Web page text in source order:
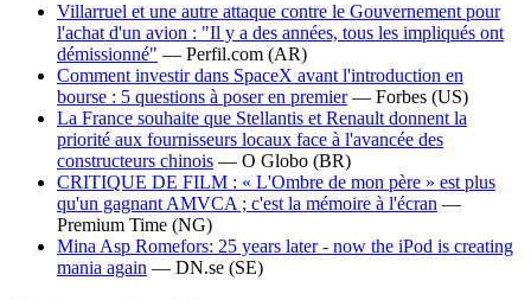
Villarruel et une autre attaque contre le Gouvernement pour
l'achat d'un avion : "Il y a des années, tous les impliqués ont
démissionné" — Perfil.com (AR)
Comment investir dans SpaceX avant l'introduction en
bourse : 5 questions à poser en premier— Forbes (US)
La France souhaite que Stellantis et Renault donnent la
priorité aux fournisseurs locaux face à l'avancée des
constructeurs chinois — O Globo (BR)
CRITIQUE DE FILM : « L'Ombre de mon père » est plus
qu'un gagnant AMVCA ; c'est la mémoire à l'écran —
Premium Time (NG)
Mina Asp Romefors: 25 years later - now the iPod is creating
mania again — DN.se (SE)